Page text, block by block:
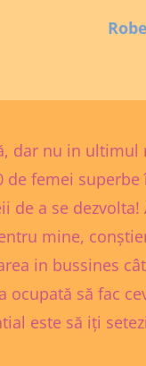
dar nu in ultimul
femei
a se dezvolta!
mine,
in bussines
să fac
este să iți